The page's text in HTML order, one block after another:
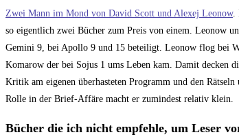
Zwei Mann im Mond von David Scott und Alexej Leonow.
so eigentlich zwei Bücher zum Preis von einem. Leonow
Gemini 9, bei Apollo 9 und 15 beteiligt. Leonow flog bei
Komarow der bei Sojus 1 ums Leben kam. Damit decken
Kritik am eigenen überhasteten Programm und den
Rolle in der Brief-Affäre macht er zumindest relativ klein.
Bücher die ich nicht empfehle, um Leser